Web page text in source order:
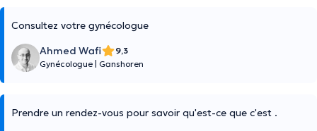
Consultez votre gynécologue
Ahmed Wafi
9,3
Gynécologue Ganshoren
Prendre un rendez-vous pour savoir qu'est-ce que c'est .